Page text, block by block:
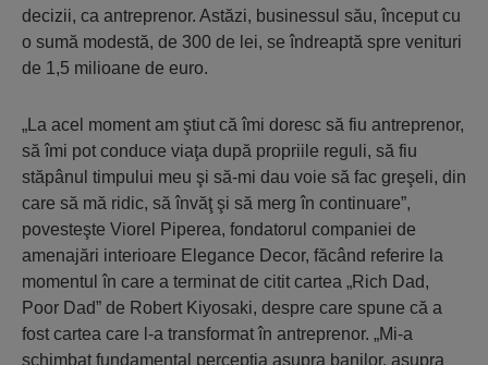
decizii, ca antreprenor. Astăzi, businessul său, început cu
o sumă modestă, de 300 de lei, se îndreaptă spre venituri
de 1,5 milioane de euro.
„La acel moment am ştiut că îmi doresc să fiu antreprenor,
să îmi pot conduce viaţa după propriile reguli, să fiu
stăpânul timpului meu şi să-mi dau voie să fac greşeli, din
care să mă ridic, să învăţ şi să merg în continuare”,
povesteşte Viorel Piperea, fondatorul companiei de
amenajări interioare Elegance Decor, făcând referire la
momentul în care a terminat de citit cartea „Rich Dad,
Poor Dad” de Robert Kiyosaki, despre care spune că a
fost cartea care l-a transformat în antreprenor. „Mi-a
schimbat fundamental percepţia asupra banilor, asupra